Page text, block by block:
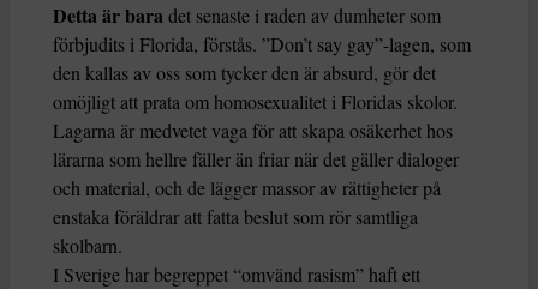
Detta är baradet senaste i raden av dumheter som
förbjudits i Florida, förstås. ”Don’t say gay”-lagen, som
den kallas av oss som tycker den är absurd, gör det
omöjligt att prata om homosexualitet i Floridas skolor.
Lagarna är medvetet vaga för att skapa osäkerhet hos
lärarna som hellre fäller än friar när det gäller dialoger
och material, och de lägger massor av rättigheter på
enstaka föräldrar att fatta beslut som rör samtliga
skolbarn.
I Sverige har begreppet “omvänd rasism” haft ett